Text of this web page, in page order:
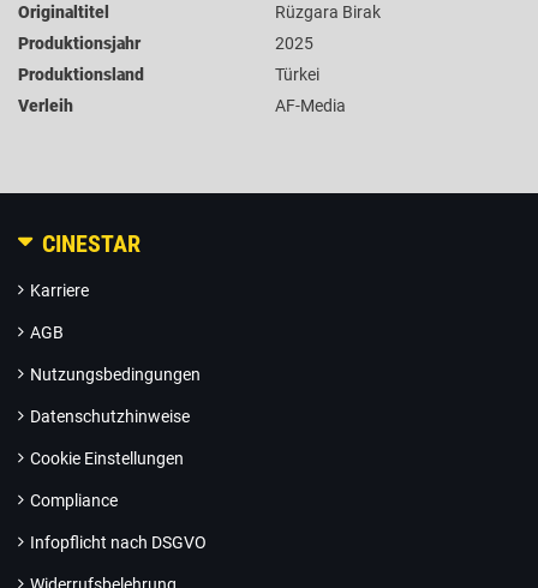
Originaltitel
Rüzgara Birak
Produktionsjahr
2025
Produktionsland
Türkei
Verleih
AF-Media
CINESTAR
Karriere
AGB
Nutzungsbedingungen
Datenschutzhinweise
Cookie Einstellungen
Compliance
Infopflicht nach DSGVO